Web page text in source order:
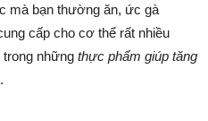
mà bạn thường ăn, ức gà
cấp cho cơ thể rất nhiều
những thực phẩm giúp tăng